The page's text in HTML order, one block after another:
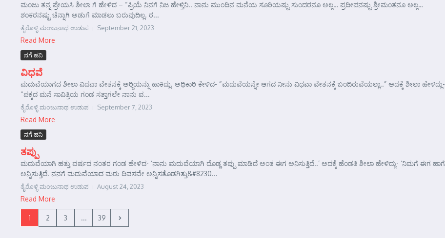
ಮಂಜು ತನ್ನ ಪ್ರೇಯಸಿ ಶೀಲಾ ಗೆ ಹೇಳಿದ – “ಪ್ರಿಯೆ ನಿನಗೆ ನಿಜ ಹೇಳ್ತಿನಿ.. ನಾನು ಮುಂದಿನ ಮನೆಯ ಸೂರಿಯಷ್ಟು ಸುಂದರನೂ ಅಲ್ಲ… ಪ್ರದೀಪನಷ್ಟು ಶ್ರೀಮಂತನೂ ಅಲ್ಲ…
ಶಂಕರನಷ್ಟು ಚೆನ್ನಾಗಿ ಅಡುಗೆ ಮಾಡಲು ಬರುವುದಿಲ್ಲ. ರ...
ತೈರೊಳ್ಳಿ ಮಂಜುನಾಥ ಉಡುಪ September 21, 2023
Read More
ನಗೆ ಹನಿ
ವಿಧವೆ
ಮದುವೆಯಾಗದ ಶೀಲಾ ವಿದವಾ ವೇತನಕ್ಕೆ ಅರ್‍ಜಿಯನ್ನು ಹಾಕಿದ್ಲು. ಅಧಿಕಾರಿ ಕೇಳಿದ- “ಮದುವೆಯನ್ನೇ ಆಗದ ನೀನು ವಿಧವಾ ವೇತನಕ್ಕೆ ಬಂದಿರುವೆಯಲ್ಲಾ..” ಅದಕ್ಕೆ ಶೀಲಾ ಹೇಳಿದ್ಲು-
“ಪಕ್ಕದ ಮನೆ ಸಾವಿತ್ರಿಯ ಗಂಡ ಸತ್ತಾಗಲೇ ನಾನು ವ...
ತೈರೊಳ್ಳಿ ಮಂಜುನಾಥ ಉಡುಪ September 7, 2023
Read More
ನಗೆ ಹನಿ
ತಪ್ಪು
ಮದುವೆಯಾಗಿ ಹತ್ತು ವರ್ಷದ ನಂತರ ಗಂಡ ಹೇಳಿದ- ‘ನಾನು ಮದುವೆಯಾಗಿ ದೊಡ್ಡ ತಪ್ಪು ಮಾಡಿದೆ ಅಂತ ಈಗ ಅನಿಸುತ್ತಿದೆ..’ ಅದಕ್ಕೆ ಹೆಂಡತಿ ಶೀಲಾ ಹೇಳಿದ್ಲು- ‘ನಿಮಗೆ ಈಗ ಹಾಗೆ
ಅನ್ನಿಸುತ್ತಿದೆ. ನನಗೆ ಮದುವೆಯಾದ ಮರು ದಿವಸವೇ ಅನ್ನಿಸತೊಡಗಿತ್ತು&#8230...
ತೈರೊಳ್ಳಿ ಮಂಜುನಾಥ ಉಡುಪ August 24, 2023
Read More
1 2 3 ... 39